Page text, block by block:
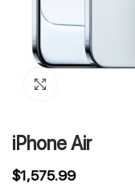
iPhone Air
$1,575.99